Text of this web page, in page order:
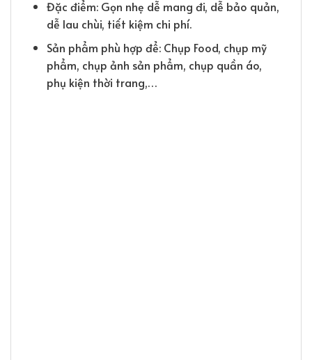
Đặc điểm: Gọn nhẹ dễ mang đi, dễ bảo quản,
dễ lau chùi, tiết kiệm chi phí.
Sản phẩm phù hợp để: Chụp Food, chụp mỹ
phẩm, chụp ảnh sản phẩm, chụp quần áo,
phụ kiện thời trang,…